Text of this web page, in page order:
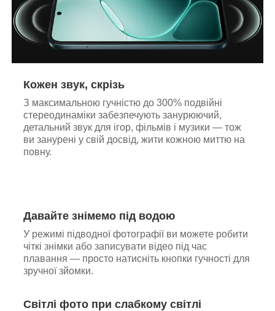
Кожен звук, скрізь
З максимальною гучністю до 300% подвійні
стереодинаміки забезпечують занурюючий,
детальний звук для ігор, фільмів і музики — тож
ви занурені у свій досвід, жити кожною миттю на
повну.
Давайте знімемо під водою
У режимі підводної фотографії ви можете робити
чіткі знімки або записувати відео під час
плавання — просто натисніть кнопки гучності для
зручної зйомки.
Світлі фото при слабкому світлі